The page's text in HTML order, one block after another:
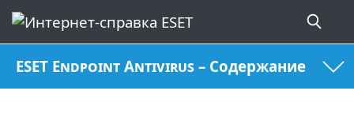
ESET Endpoint Antivirus – Содержание